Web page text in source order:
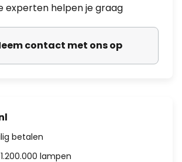
experten helpen je graag
contact met ons op
betalen
lampen